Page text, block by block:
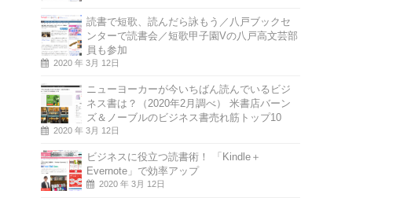
読書で短歌、読んだら詠もう／八戸ブックセ
ンターで読書会／短歌甲子園Vの八戸高文芸部
員も参加
2020 年 3月 12日
ニューヨーカーが今いちばん読んでいるビジ
ネス書は？（2020年2月調べ） 米書店バーン
ズ＆ノーブルのビジネス書売れ筋トップ10
2020 年 3月 12日
ビジネスに役立つ読書術！ 「Kindle＋
Evernote」で効率アップ
2020 年 3月 12日